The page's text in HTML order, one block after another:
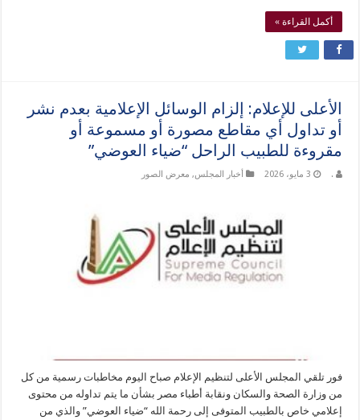
أكمل القراءة »
الأعلى للإعلام: إلزام الوسائل الإعلامية بعدم نشر
أو تداول أي مقاطع مصورة أو مسموعة أو
مقروءة للطبيب الراحل “ضياء العوضي”
. 3 مايو، 2026 أخبار المجلس, معرض الصور
فور تلقي المجلس الأعلى لتنظيم الإعلام صباح اليوم مخاطبات رسمية من كل
من وزارة الصحة والسكان ونقابة أطباء مصر بشأن ما يتم تداوله من محتوى
إعلامي خاص بالطبيب المتوفى إلى رحمة الله “ضياء العوضي” والذي من